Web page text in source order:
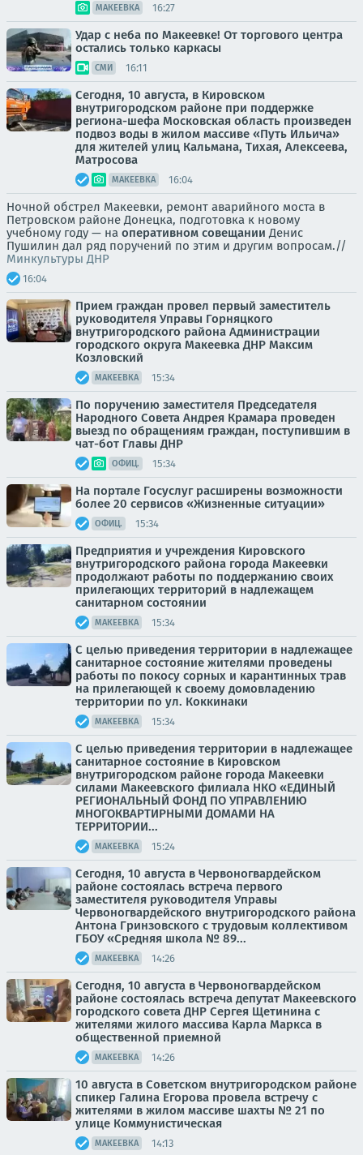
МАКЕЕВКА 16:27
Удар с неба по Макеевке! От торгового центра
остались только каркасы
СМИ 16:11
Сегодня, 10 августа, в Кировском
внутригородском районе при поддержке
региона-шефа Московская область произведен
подвоз воды в жилом массиве «Путь Ильича»
для жителей улиц Кальмана, Тихая, Алексеева,
Матросова
МАКЕЕВКА 16:04
Ночной обстрел Макеевки, ремонт аварийного моста в
Петровском районе Донецка, подготовка к новому
учебному году — на оперативном совещании Денис
Пушилин дал ряд поручений по этим и другим вопросам.//
Минкультуры ДНР
16:04
Прием граждан провел первый заместитель
руководителя Управы Горняцкого
внутригородского района Администрации
городского округа Макеевка ДНР Максим
Козловский
МАКЕЕВКА 15:34
По поручению заместителя Председателя
Народного Совета Андрея Крамара проведен
выезд по обращениям граждан, поступившим в
чат-бот Главы ДНР
ОФИЦ. 15:34
На портале Госуслуг расширены возможности
более 20 сервисов «Жизненные ситуации»
ОФИЦ. 15:34
Предприятия и учреждения Кировского
внутригородского района города Макеевки
продолжают работы по поддержанию своих
прилегающих территорий в надлежащем
санитарном состоянии
МАКЕЕВКА 15:34
С целью приведения территории в надлежащее
санитарное состояние жителями проведены
работы по покосу сорных и карантинных трав
на прилегающей к своему домовладению
территории по ул. Коккинаки
МАКЕЕВКА 15:34
С целью приведения территории в надлежащее
санитарное состояние в Кировском
внутригородском районе города Макеевки
силами Макеевского филиала НКО «ЕДИНЫЙ
РЕГИОНАЛЬНЫЙ ФОНД ПО УПРАВЛЕНИЮ
МНОГОКВАРТИРНЫМИ ДОМАМИ НА
ТЕРРИТОРИИ...
МАКЕЕВКА 15:24
Сегодня, 10 августа в Червоногвардейском
районе состоялась встреча первого
заместителя руководителя Управы
Червоногвардейского внутригородского района
Антона Гринзовского с трудовым коллективом
ГБОУ «Средняя школа № 89...
МАКЕЕВКА 14:26
Сегодня, 10 августа в Червоногвардейском
районе состоялась встреча депутат Макеевского
городского совета ДНР Сергея Щетинина с
жителями жилого массива Карла Маркса в
общественной приемной
МАКЕЕВКА 14:26
10 августа в Советском внутригородском районе
спикер Галина Егорова провела встречу с
жителями в жилом массиве шахты № 21 по
улице Коммунистическая
МАКЕЕВКА 14:13